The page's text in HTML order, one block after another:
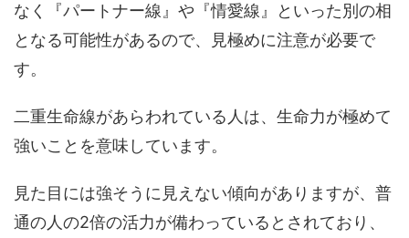
なく『パートナー線』や『情愛線』といった別の相
となる可能性があるので、見極めに注意が必要で
す。
二重生命線があらわれている人は、生命力が極めて
強いことを意味しています。
見た目には強そうに見えない傾向がありますが、普
通の人の2倍の活力が備わっているとされており、